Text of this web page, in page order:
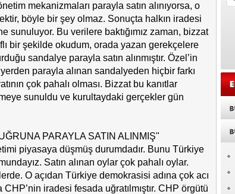
mekanizmaları parayla satın alınıyorsa, o
böyle bir şey olmaz. Sonuçta halkın iradesi
sunuluyor. Bu verilere baktığımız zaman, bizzat
bir şekilde okudum, orada yazan gerekçelere
sandalye parayla satın alınmıştır. Özel’in
parayla alınan sandalyeden hiçbir farkı
çok pahalı olması. Bizzat bu kanıtlar
sunuldu ve kurultaydaki gerçekler gün
PARAYLA SATIN ALINMIŞ"
piyasaya düşmüş durumdadır. Bunu Türkiye
Satın alınan oylar çok pahalı oylar.
O açıdan Türkiye demokrasisi adına çok acı
iradesi fesada uğratılmıştır. CHP örgütü